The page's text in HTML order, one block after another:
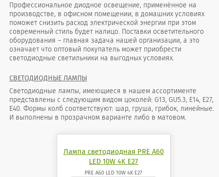
Профессиональное диодное освещение, применённое на
производстве, в офисном помещении, в домашних условиях
поможет снизить расход электрической энергии при этом
современный стиль будет налицо. Поставки осветительного
оборудования – главная задача нашей организации, а это
означает что оптовый покупатель может приобрести
светодиодные светильники на выгодных условиях.
СВЕТОДИОДНЫЕ ЛАМПЫ
Светодиодные лампы, имеющиеся в нашем ассортименте
представлены с следующим видом цоколей: G13, GU5.3, Е14, Е27,
Е40. Формы колб соответствуют: шар, груша, грибок, линейные.
И выполнены в прозрачном варианте либо в матовом.
Лампа светодиодная PRE A60
LED 10W 4K E27
PRE A60 LED 10W 4K E27